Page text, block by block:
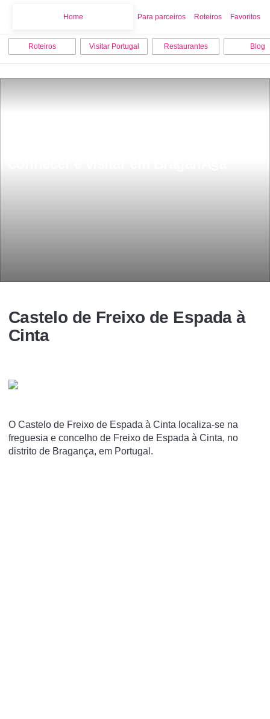
Home Para parceiros Roteiros Favoritos
Roteiros Visitar Portugal Restaurantes Blog
Castelo de Freixo de Espada à
Cinta
O Castelo de Freixo de Espada à Cinta localiza-se na
freguesia e concelho de Freixo de Espada à Cinta, no
distrito de Bragança, em Portugal.